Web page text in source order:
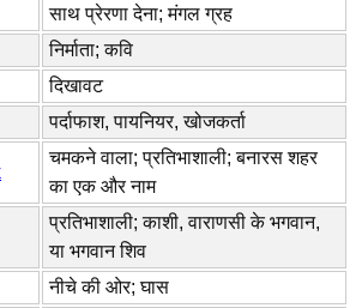
साथ प्रेरणा देना; मंगल ग्रह
निर्माता; कवि
दिखावट
पर्दाफाश, पायनियर, खोजकर्ता
चमकने वाला; प्रतिभाशाली; बनारस शहर
का एक और नाम
प्रतिभाशाली; काशी, वाराणसी के भगवान,
या भगवान शिव
नीचे की ओर; घास